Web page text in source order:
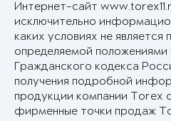
Интернет-сайт
исключительно
каких условиях не
определяемой положениями
Гражданского кодекса
получения подробной
продукции компании Torex
фирменные точки продаж